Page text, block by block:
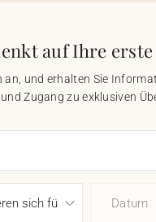
auf Ihre
an, und erhalten Sie
Zugang zu exklusiven
Datum